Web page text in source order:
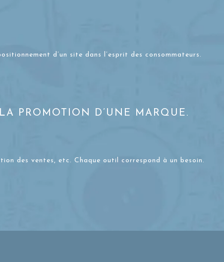
d’un site dans l’esprit des consommateurs.
PROMOTION D’UNE MARQUE.
des ventes, etc. Chaque outil correspond à un besoin.